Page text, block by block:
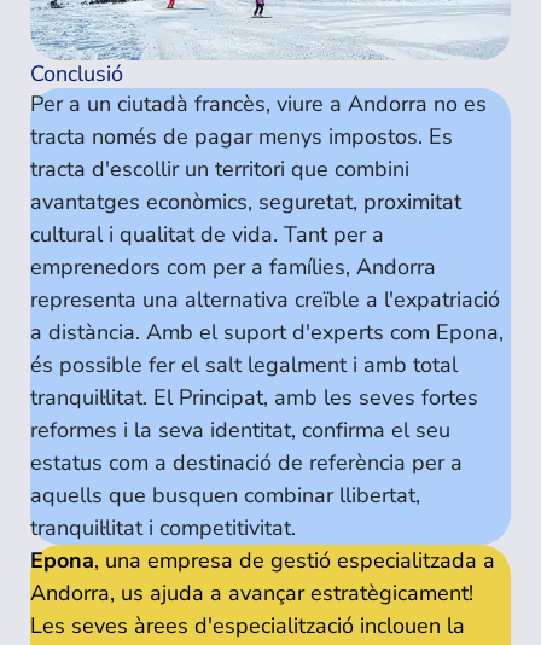
Conclusió
Per a un ciutadà francès, viure a Andorra no es
tracta només de pagar menys impostos. Es
tracta d'escollir un territori que combini
avantatges econòmics, seguretat, proximitat
cultural i qualitat de vida. Tant per a
emprenedors com per a famílies, Andorra
representa una alternativa creïble a l'expatriació
a distància. Amb el suport d'experts com Epona,
és possible fer el salt legalment i amb total
tranquil·litat. El Principat, amb les seves fortes
reformes i la seva identitat, confirma el seu
estatus com a destinació de referència per a
aquells que busquen combinar llibertat,
tranquil·litat i competitivitat.
Epona, una empresa de gestió especialitzada a
Andorra, us ajuda a avançar estratègicament!
Les seves àrees d'especialització inclouen la